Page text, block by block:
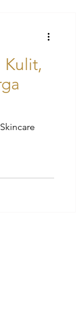
Kulit,